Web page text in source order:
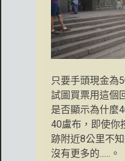
只要手頭現金為
試圖買票用這個
是否顯示為什麼
40盧布，即使你
跡附近8公里不
沒有更多的......。